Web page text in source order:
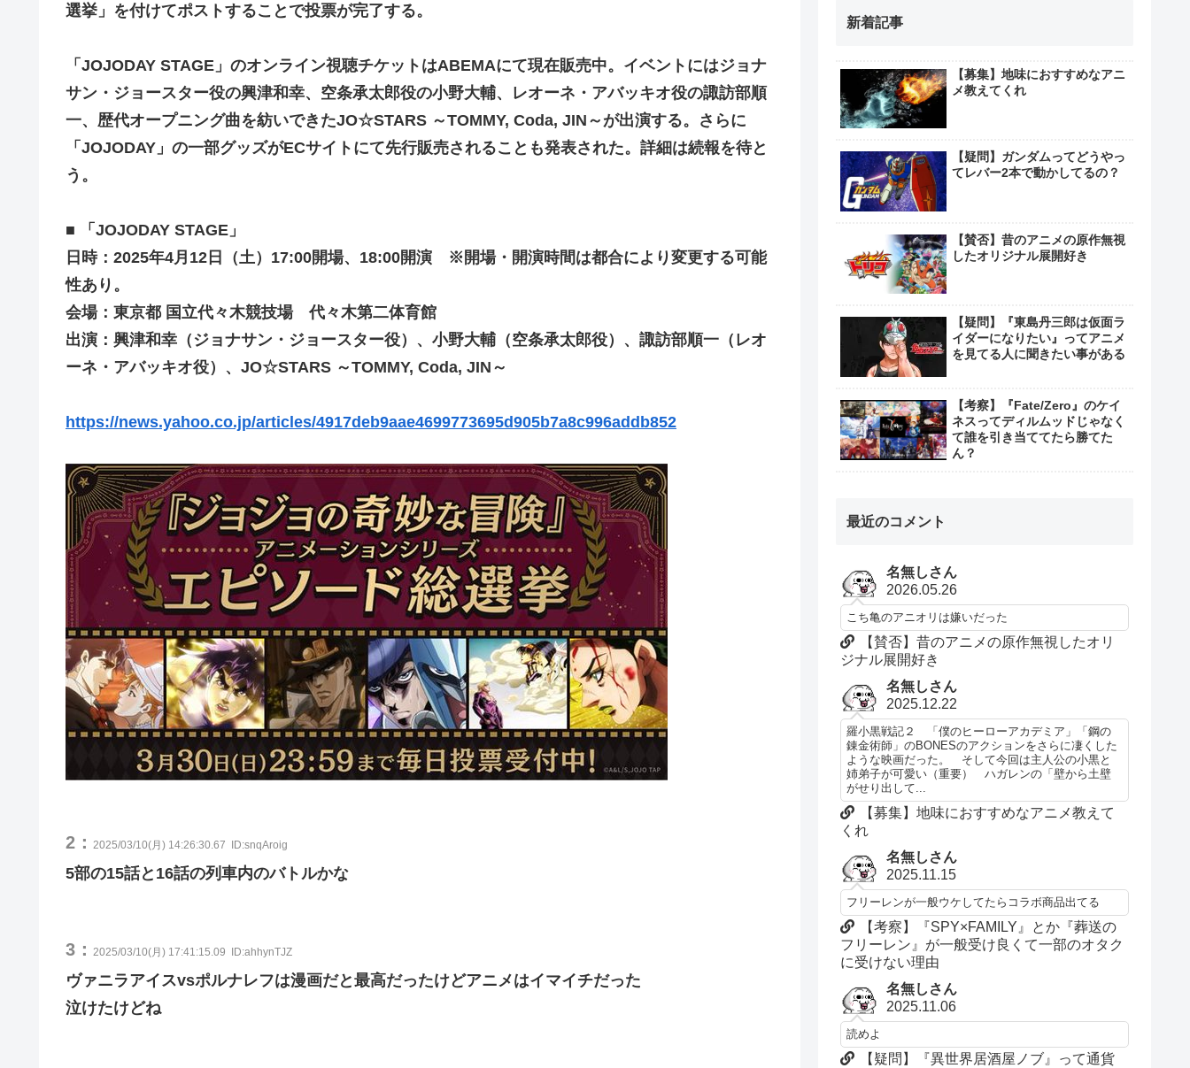
選挙」を付けてポストすることで投票が完了する。
「JOJODAY STAGE」のオンライン視聴チケットはABEMAにて現在販売中。イベントにはジョナ
サン・ジョースター役の興津和幸、空条承太郎役の小野大輔、レオーネ・アバッキオ役の諏訪部順
一、歴代オープニング曲を紡いできたJO☆STARS ～TOMMY, Coda, JIN～が出演する。さらに
「JOJODAY」の一部グッズがECサイトにて先行販売されることも発表された。詳細は続報を待と
う。
■ 「JOJODAY STAGE」
日時：2025年4月12日（土）17:00開場、18:00開演 ※開場・開演時間は都合により変更する可能
性あり。
会場：東京都 国立代々木競技場 代々木第二体育館
出演：興津和幸（ジョナサン・ジョースター役）、小野大輔（空条承太郎役）、諏訪部順一（レオ
ーネ・アバッキオ役）、JO☆STARS ～TOMMY, Coda, JIN～
https://news.yahoo.co.jp/articles/4917deb9aae4699773695d905b7a8c996addb852
2： 2025/03/10(月) 14:26:30.67 ID:snqAroig
5部の15話と16話の列車内のバトルかな
3： 2025/03/10(月) 17:41:15.09 ID:ahhynTJZ
ヴァニラアイスvsポルナレフは漫画だと最高だったけどアニメはイマイチだった
泣けたけどね
新着記事
【募集】地味におすすめなアニ
メ教えてくれ
【疑問】ガンダムってどうやっ
てレバー2本で動かしてるの？
【賛否】昔のアニメの原作無視
したオリジナル展開好き
【疑問】『東島丹三郎は仮面ラ
イダーになりたい』ってアニメ
を見てる人に聞きたい事がある
【考察】『Fate/Zero』のケイ
ネスってディルムッドじゃなく
て誰を引き当ててたら勝てた
ん？
最近のコメント
名無しさん
2026.05.26
こち亀のアニオリは嫌いだった
【賛否】昔のアニメの原作無視したオリ
ジナル展開好き
名無しさん
2025.12.22
羅小黒戦記２ 「僕のヒーローアカデミア」「鋼の
錬金術師」のBONESのアクションをさらに凄くした
ような映画だった。 そして今回は主人公の小黒と
姉弟子が可愛い（重要） ハガレンの「壁から土壁
がせり出して...
【募集】地味におすすめなアニメ教えて
くれ
名無しさん
2025.11.15
フリーレンが一般ウケしてたらコラボ商品出てる
【考察】『SPY×FAMILY』とか『葬送の
フリーレン』が一般受け良くて一部のオタク
に受けない理由
名無しさん
2025.11.06
読めよ
【疑問】『異世界居酒屋ノブ』って通貨